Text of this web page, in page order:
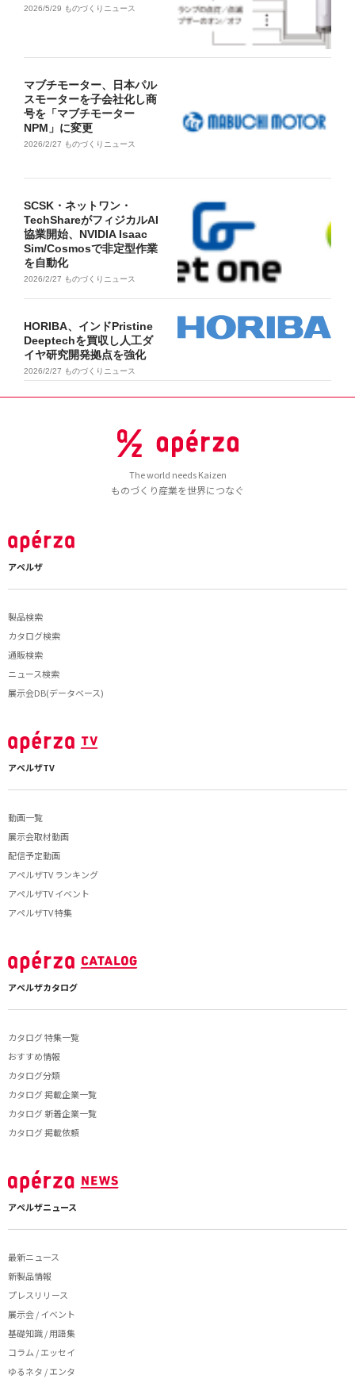
2026/5/29 ものづくりニュース
マブチモーター、日本パル
スモーターを子会社化し商
号を「マブチモーター
NPM」に変更
2026/2/27 ものづくりニュース
SCSK・ネットワン・
TechShareがフィジカルAI
協業開始、NVIDIA Isaac
Sim/Cosmosで非定型作業
を自動化
2026/2/27 ものづくりニュース
HORIBA、インドPristine
Deeptechを買収し人工ダ
イヤ研究開発拠点を強化
2026/2/27 ものづくりニュース
The world needs Kaizen
ものづくり産業を世界につなぐ
アペルザ
製品検索
カタログ検索
通販検索
ニュース検索
展示会DB(データベース)
アペルザTV
動画一覧
展示会取材動画
配信予定動画
アペルザTV ランキング
アペルザTV イベント
アペルザTV 特集
アペルザカタログ
カタログ 特集一覧
おすすめ情報
カタログ分類
カタログ 掲載企業一覧
カタログ 新着企業一覧
カタログ 掲載依頼
アペルザニュース
最新ニュース
新製品情報
プレスリリース
展示会 / イベント
基礎知識 / 用語集
コラム / エッセイ
ゆるネタ / エンタ